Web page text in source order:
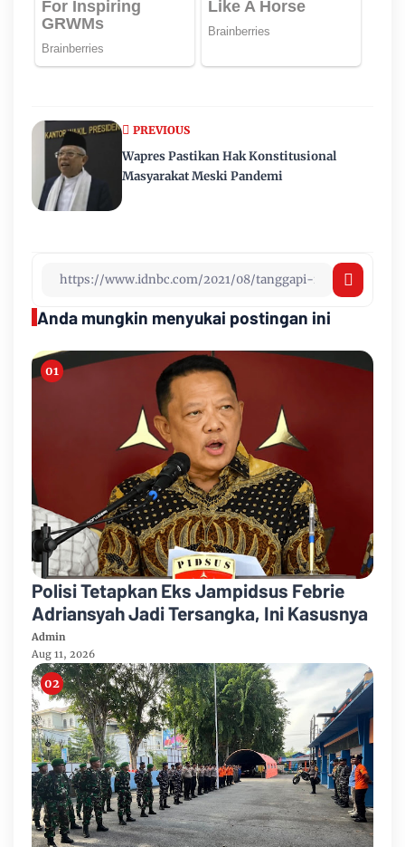
PREVIOUS
Wapres Pastikan Hak Konstitusional
Masyarakat Meski Pandemi
Anda mungkin menyukai postingan ini
Polisi Tetapkan Eks Jampidsus Febrie
Adriansyah Jadi Tersangka, Ini Kasusnya
Admin
Aug 11, 2026